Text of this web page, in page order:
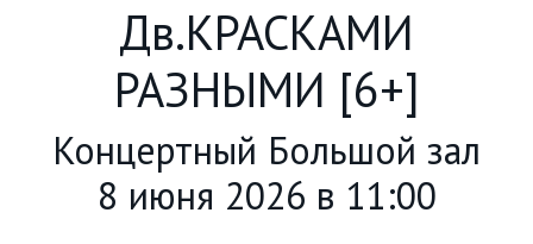
Дв.КРАСКАМИ
РАЗНЫМИ [6+]
Концертный Большой зал
8 июня 2026 в 11:00